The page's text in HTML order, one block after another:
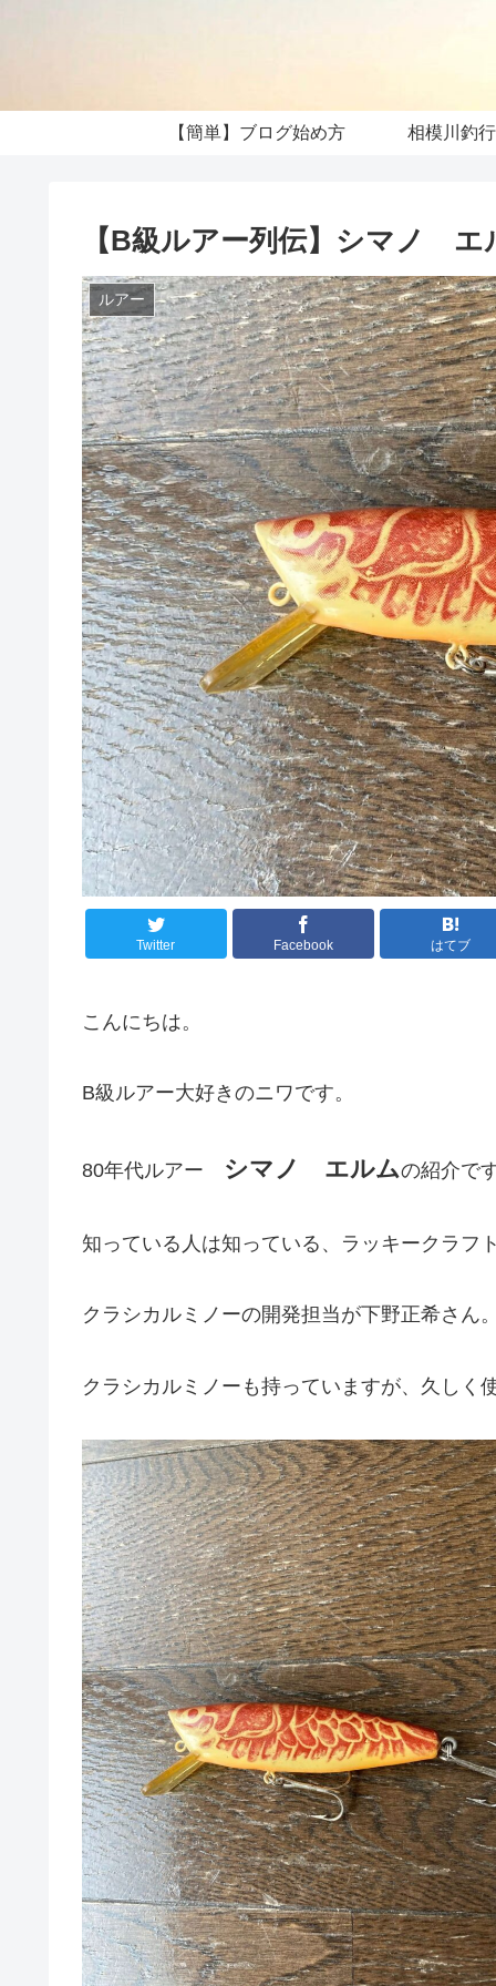
【簡単】ブログ始め方 相模川釣行
【B級ルアー列伝】シマノ エ
ルアー
Twitter Facebook はてブ
こんにちは。
B級ルアー大好きのニワです。
80年代ルアー シマノ エルムの紹介で
知っている人は知っている、ラッキークラフ
クラシカルミノーの開発担当が下野正希さん
クラシカルミノーも持っていますが、久しく